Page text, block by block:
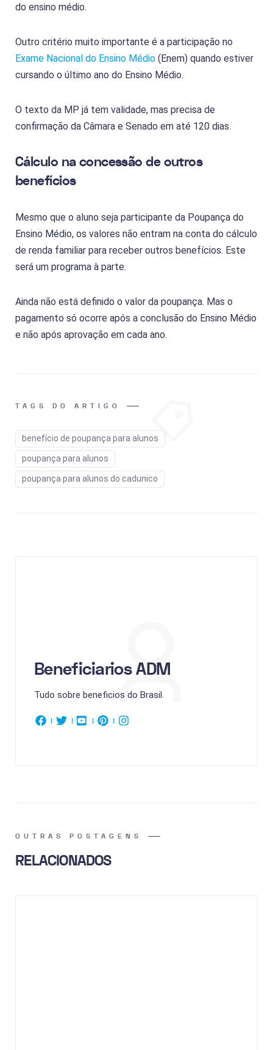
do ensino médio.
Outro critério muito importante é a participação no
Exame Nacional do Ensino Médio (Enem) quando estiver
cursando o último ano do Ensino Médio.
O texto da MP já tem validade, mas precisa de
confirmação da Câmara e Senado em até 120 dias.
Cálculo na concessão de outros
benefícios
Mesmo que o aluno seja participante da Poupança do
Ensino Médio, os valores não entram na conta do cálculo
de renda familiar para receber outros benefícios. Este
será um programa à parte.
Ainda não está definido o valor da poupança. Mas o
pagamento só ocorre após a conclusão do Ensino Médio
e não após aprovação em cada ano.
TAGS DO ARTIGO
benefício de poupança para alunos
poupança para alunos
poupança para alunos do cadunico
Beneficiarios ADM
Tudo sobre beneficios do Brasil.
OUTRAS POSTAGENS
RELACIONADOS